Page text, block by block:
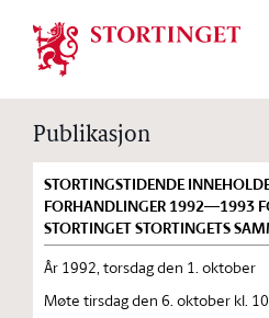
Publikasjon
STORTINGSTIDENDE
FORHANDLINGER 1992—1993
STORTINGET STORTINGETS
År 1992, torsdag den 1. oktober
Møte tirsdag den 6. oktober kl. 10